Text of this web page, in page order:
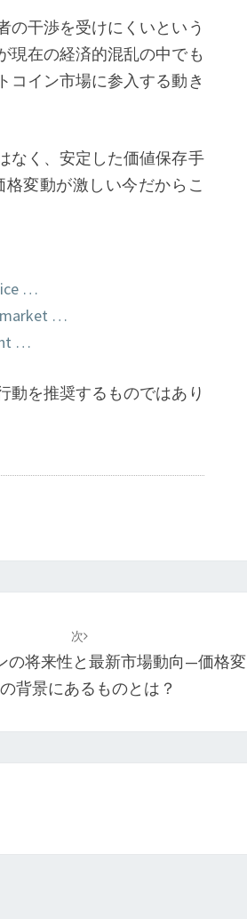
干渉を受けにくいという
現在の経済的混乱の中でも
コイン市場に参入する動き
なく、安定した価値保存手
変動が激しい今だからこ
…
market …
…
動を推奨するものではあり
次
の将来性と最新市場動向—価格変
背景にあるものとは？